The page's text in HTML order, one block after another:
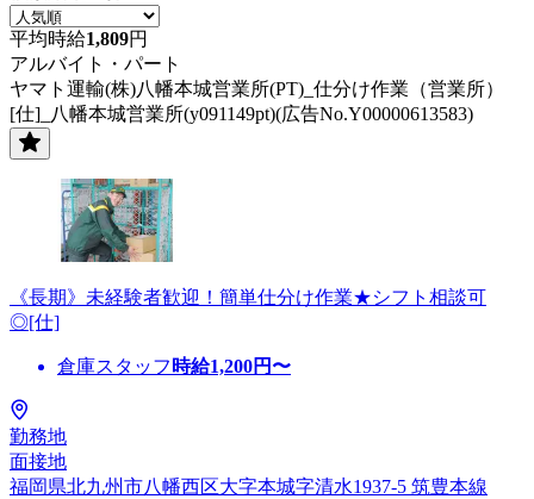
平均時給1,809円
アルバイト・パート
ヤマト運輸(株)八幡本城営業所(PT)_仕分け作業（営業所）
[仕]_八幡本城営業所(y091149pt)(広告No.Y00000613583)
《長期》未経験者歓迎！簡単仕分け作業★シフト相談可
◎[仕]
倉庫スタッフ 時給1,200円〜
勤務地
面接地
福岡県北九州市八幡西区大字本城字清水1937-5 筑豊本線